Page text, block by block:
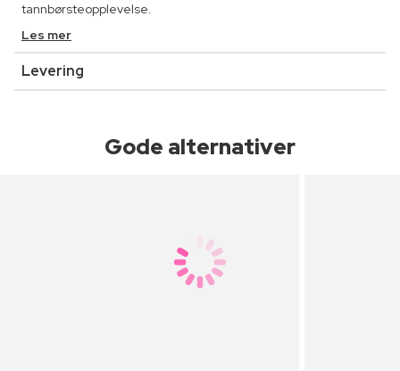
tannbørsteopplevelse.
Les mer
Levering
Gode alternativer